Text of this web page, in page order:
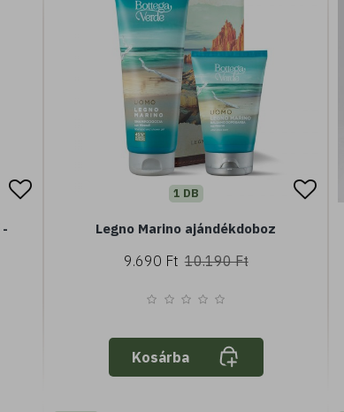
1 DB
Legno Marino ajándékdoboz
9.690 Ft 10.190 Ft
Kosárba